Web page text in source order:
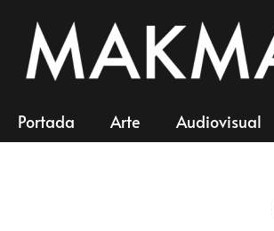
Portada Arte Audiovisual